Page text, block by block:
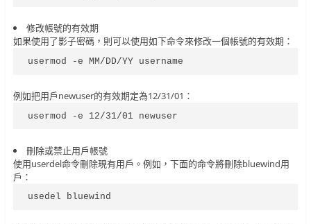
修改帳號的有效期
如果使用了影子密碼，則可以使用如下命令來修改一個帳號的有效期：
usermod -e MM/DD/YY username
例如把用戶newuser的有效期定為12/31/01：
usermod -e 12/31/01 newuser
刪除或禁止用戶帳號
使用userdel命令刪除現有用戶。例如，下面的命令將刪除bluewind用
戶：
usedel bluewind